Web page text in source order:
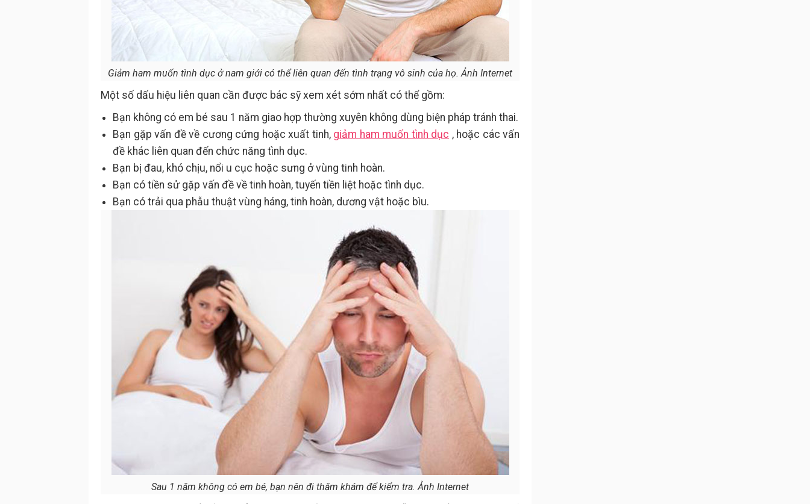
Giảm ham muốn tình dục ở nam giới có thể liên quan đến tình trạng vô sinh của họ. Ảnh Internet
Một số dấu hiệu liên quan cần được bác sỹ xem xét sớm nhất có thể gồm:
Bạn không có em bé sau 1 năm giao hợp thường xuyên không dùng biện pháp tránh thai.
Bạn gặp vấn đề về cương cứng hoặc xuất tinh, giảm ham muốn tình dục , hoặc các vấn
đề khác liên quan đến chức năng tình dục.
Bạn bị đau, khó chịu, nổi u cục hoặc sưng ở vùng tinh hoàn.
Bạn có tiền sử gặp vấn đề về tinh hoàn, tuyến tiền liệt hoặc tình dục.
Bạn có trải qua phẫu thuật vùng háng, tinh hoàn, dương vật hoặc bìu.
Sau 1 năm không có em bé, bạn nên đi thăm khám để kiểm tra. Ảnh Internet